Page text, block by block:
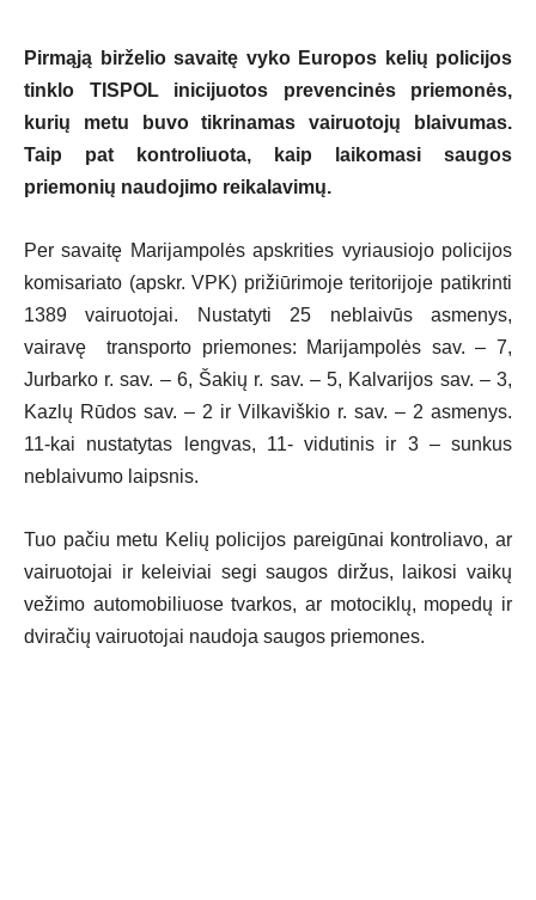
Pirmąją birželio savaitę vyko Europos kelių policijos
tinklo TISPOL inicijuotos prevencinės priemonės,
kurių metu buvo tikrinamas vairuotojų blaivumas.
Taip pat kontroliuota, kaip laikomasi saugos
priemonių naudojimo reikalavimų.
Per savaitę Marijampolės apskrities vyriausiojo policijos
komisariato (apskr. VPK) prižiūrimoje teritorijoje patikrinti
1389 vairuotojai. Nustatyti 25 neblaivūs asmenys,
vairavę transporto priemones: Marijampolės sav. – 7,
Jurbarko r. sav. – 6, Šakių r. sav. – 5, Kalvarijos sav. – 3,
Kazlų Rūdos sav. – 2 ir Vilkaviškio r. sav. – 2 asmenys.
11-kai nustatytas lengvas, 11- vidutinis ir 3 – sunkus
neblaivumo laipsnis.
Tuo pačiu metu Kelių policijos pareigūnai kontroliavo, ar
vairuotojai ir keleiviai segi saugos diržus, laikosi vaikų
vežimo automobiliuose tvarkos, ar motociklų, mopedų ir
dviračių vairuotojai naudoja saugos priemones.